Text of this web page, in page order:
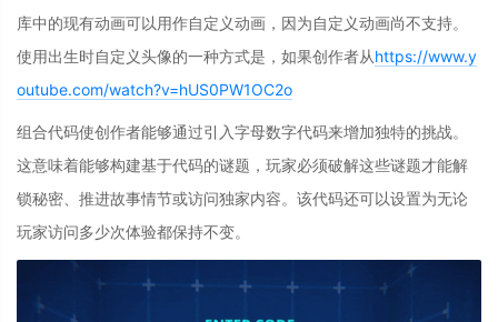
库中的现有动画可以用作自定义动画，因为自定义动画尚不支持。
使用出生时自定义头像的一种方式是，如果创作者从https://www.y
outube.com/watch?v=hUS0PW1OC2o
组合代码使创作者能够通过引入字母数字代码来增加独特的挑战。
这意味着能够构建基于代码的谜题，玩家必须破解这些谜题才能解
锁秘密、推进故事情节或访问独家内容。该代码还可以设置为无论
玩家访问多少次体验都保持不变。